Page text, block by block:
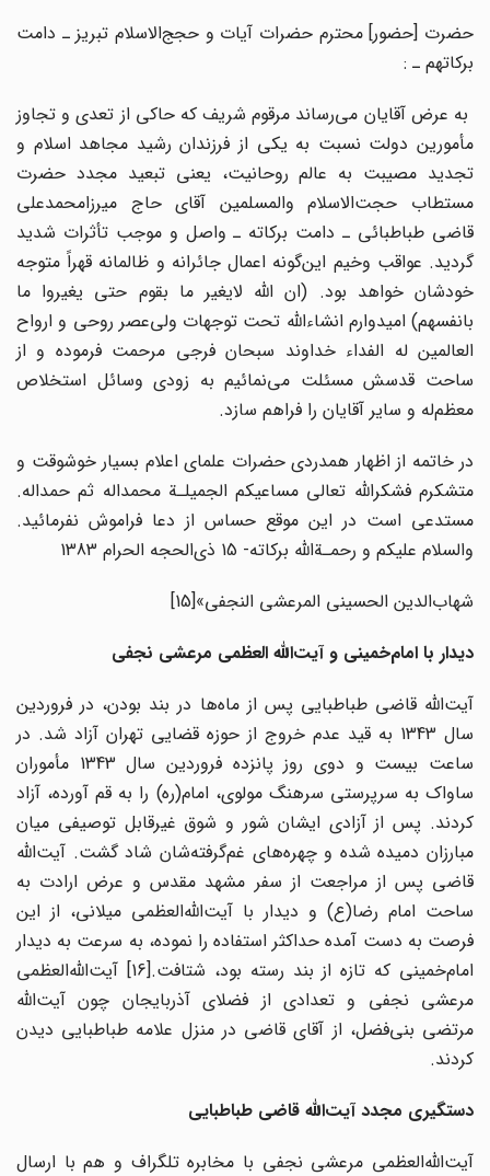
حضرت [حضور] محترم حضرات آیات و حجج‌الاسلام تبریز ـ دامت
برکاتهم ـ :
به عرض آقایان می‌رساند مرقوم شریف که حاکی از تعدی و تجاوز
مأمورین دولت نسبت به یکی از فرزندان رشید مجاهد اسلام و
تجدید مصیبت به عالم روحانیت، یعنی تبعید مجدد حضرت
مستطاب حجت‌الاسلام والمسلمین آقای حاج میرزامحمدعلی
قاضی طباطبائی ـ دامت برکاته ـ واصل و موجب تأثرات شدید
گردید. عواقب وخیم این‌گونه اعمال جائرانه و ظالمانه قهراً متوجه
خودشان خواهد بود. (ان الله لایغیر ما بقوم حتی یغیروا ما
بانفسهم) امیدوارم انشاءالله تحت توجهات ولی‌عصر روحی و ارواح
العالمین له الفداء خداوند سبحان فرجی مرحمت فرموده و از
ساحت قدسش مسئلت می‌نمائیم به زودی وسائل استخلاص
معظم‌له و سایر آقایان را فراهم سازد.
در خاتمه از اظهار همدردی حضرات علمای اعلام بسیار خوشوقت و
متشکرم فشکرالله تعالی مساعیکم الجمیلـﺔ محمداله ثم حمداله.
مستدعی است در این موقع حساس از دعا فراموش نفرمائید.
والسلام علیکم و رحمـﺔالله برکاته- 15 ذی‌الحجه الحرام 1383
شهاب‌الدین الحسینی المرعشی النجفی»[15]
دیدار با امامخمینی و آیت‌الله العظمی مرعشی نجفی
آیت‌الله قاضی طباطبایی پس از ماه‌ها در بند بودن، در فروردین
سال 1343 به قید عدم خروج از حوزه قضایی تهران آزاد شد. در
ساعت بیست و دوی روز پانزده فروردین سال 1343 مأموران
ساواک به سرپرستی سرهنگ مولوی، امام(ره) را به قم آورده، آزاد
کردند. پس از آزادی ایشان شور و شوق غیرقابل توصیفی میان
مبارزان دمیده شده و چهره‌های غم‌گرفته‌شان شاد گشت. آیت‌الله
قاضی پس از مراجعت از سفر مشهد مقدس و عرض ارادت به
ساحت امام رضا(ع) و دیدار با آیت‌الله‌العظمی میلانی، از این
فرصت به دست آمده حداکثر استفاده را نموده، به سرعت به دیدار
امام‌خمینی که تازه از بند رسته بود، شتافت.
[16] آیت‌الله‌العظمی
مرعشی نجفی و تعدادی از فضلای آذربایجان چون آیت‌الله
مرتضی بنی‌فضل، از آقای قاضی در منزل علامه طباطبایی دیدن
کردند.
دستگیری مجدد آیت‌الله قاضی طباطبایی
آیت‌الله‌العظمی مرعشی نجفی با مخابره تلگراف و هم با ارسال